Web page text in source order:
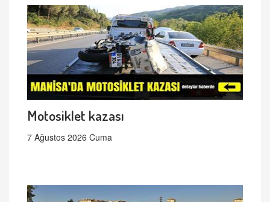
Motosiklet kazası
7 Ağustos 2026 Cuma